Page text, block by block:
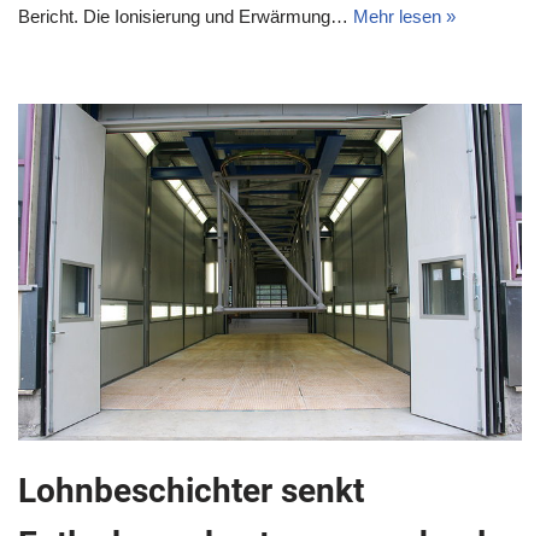
Bericht. Die Ionisierung und Erwärmung… Mehr lesen »
Lohnbeschichter senkt